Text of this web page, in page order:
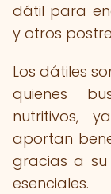
dátil para
y otros
Los dátiles
quienes
nutritivos,
aportan
gracias a
esenciales.